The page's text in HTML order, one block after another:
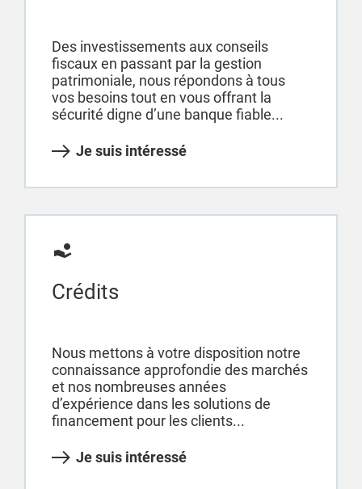
Des investissements aux conseils
fiscaux en passant par la gestion
patrimoniale, nous répondons à tous
vos besoins tout en vous offrant la
sécurité digne d’une banque fiable...
Je suis intéressé
Crédits
Nous mettons à votre disposition notre
connaissance approfondie des marchés
et nos nombreuses années
d’expérience dans les solutions de
financement pour les clients...
Je suis intéressé